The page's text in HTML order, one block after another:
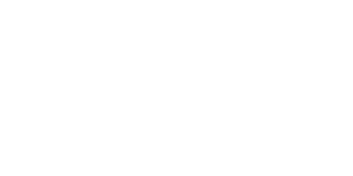
středozemní)